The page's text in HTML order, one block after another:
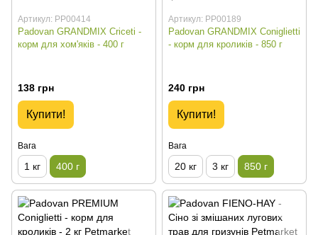
Артикул: PP00414
Padovan GRANDMIX Criceti -
корм для хом'яків - 400 г
138 грн
Купити!
Вага
1 кг 400 г
Артикул: PP00189
Padovan GRANDMIX Coniglietti
- корм для кроликів - 850 г
240 грн
Купити!
Вага
20 кг 3 кг 850 г